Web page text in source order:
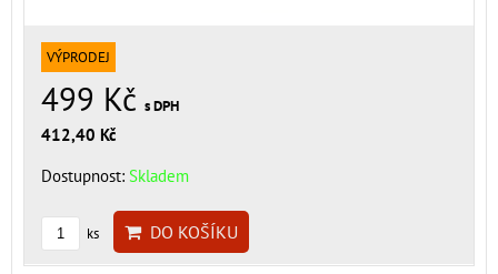
VÝPRODEJ
499 Kč s DPH
412,40 Kč
Dostupnost: Skladem
ks DO KOŠÍKU